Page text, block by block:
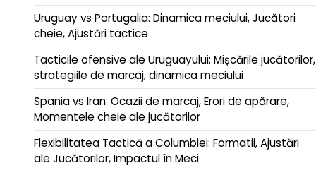
Uruguay vs Portugalia: Dinamica meciului, Jucători
cheie, Ajustări tactice
Tacticile ofensive ale Uruguayului: Mișcările jucătorilor,
strategiile de marcaj, dinamica meciului
Spania vs Iran: Ocazii de marcaj, Erori de apărare,
Momentele cheie ale jucătorilor
Flexibilitatea Tactică a Columbiei: Formatii, Ajustări
ale Jucătorilor, Impactul în Meci